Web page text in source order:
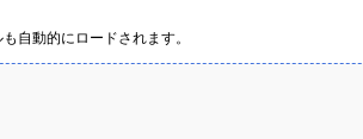
自動的にロードされます。